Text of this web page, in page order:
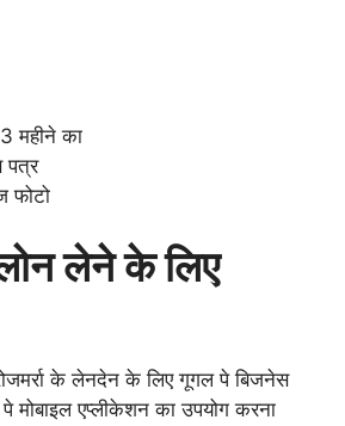
महीने का
पत्र
फोटो
लेने के लिए
के लेनदेन के लिए गूगल पे बिजनेस
मोबाइल एप्लीकेशन का उपयोग करना